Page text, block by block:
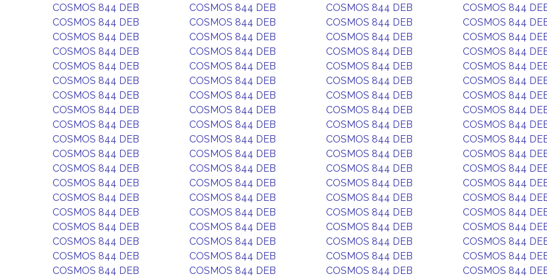
COSMOS 844 DEB
COSMOS 844 DEB COSMOS 844 DEB
COSMOS 844
COSMOS 844 DEB
COSMOS 844 DEB COSMOS 844 DEB
COSMOS 844
COSMOS 844 DEB
COSMOS 844 DEB COSMOS 844 DEB
COSMOS 844
COSMOS 844 DEB
COSMOS 844 DEB COSMOS 844 DEB
COSMOS 844
COSMOS 844 DEB
COSMOS 844 DEB COSMOS 844 DEB
COSMOS 844
COSMOS 844 DEB
COSMOS 844 DEB COSMOS 844 DEB
COSMOS 844
COSMOS 844 DEB
COSMOS 844 DEB COSMOS 844 DEB
COSMOS 844
COSMOS 844 DEB
COSMOS 844 DEB COSMOS 844 DEB
COSMOS 844
COSMOS 844 DEB
COSMOS 844 DEB COSMOS 844 DEB
COSMOS 844
COSMOS 844 DEB
COSMOS 844 DEB COSMOS 844 DEB
COSMOS 844
COSMOS 844 DEB
COSMOS 844 DEB COSMOS 844 DEB
COSMOS 844
COSMOS 844 DEB
COSMOS 844 DEB COSMOS 844 DEB
COSMOS 844
COSMOS 844 DEB
COSMOS 844 DEB COSMOS 844 DEB
COSMOS 844
COSMOS 844 DEB
COSMOS 844 DEB COSMOS 844 DEB
COSMOS 844
COSMOS 844 DEB
COSMOS 844 DEB COSMOS 844 DEB
COSMOS 844
COSMOS 844 DEB
COSMOS 844 DEB COSMOS 844 DEB
COSMOS 844
COSMOS 844 DEB
COSMOS 844 DEB COSMOS 844 DEB
COSMOS 844
COSMOS 844 DEB
COSMOS 844 DEB COSMOS 844 DEB
COSMOS 844
COSMOS 844 DEB
COSMOS 844 DEB COSMOS 844 DEB
COSMOS 844